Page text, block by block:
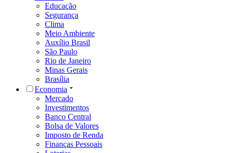
Educação
Segurança
Clima
Meio Ambiente
Auxílio Brasil
São Paulo
Rio de Janeiro
Minas Gerais
Brasília
Economia
Mercado
Investimentos
Banco Central
Bolsa de Valores
Imposto de Renda
Finanças Pessoais